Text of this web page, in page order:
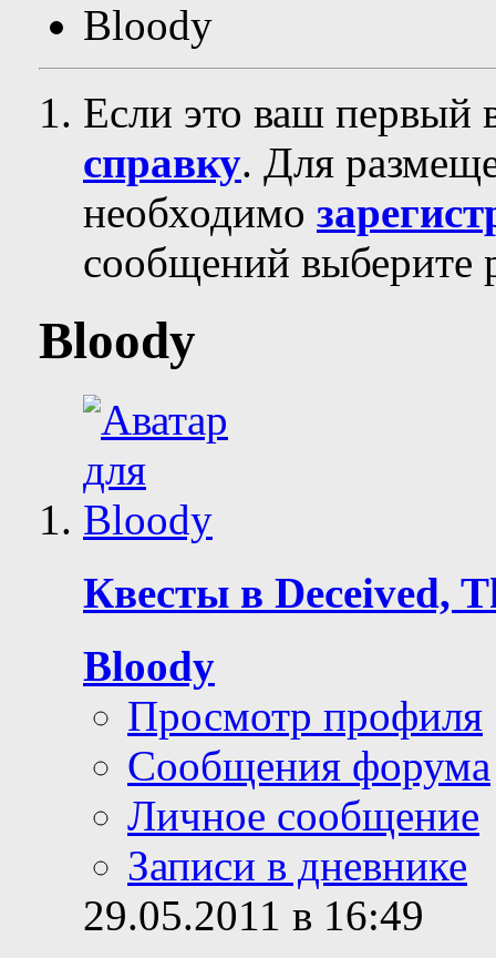
Bloody
Если это ваш первый
справку. Для
необходимо
сообщений выберите
Bloody
Квесты в Deceived,
Bloody
Просмотр профиля
Сообщения форума
Личное сообщение
Записи в дневнике
29.05.2011 в 16:49